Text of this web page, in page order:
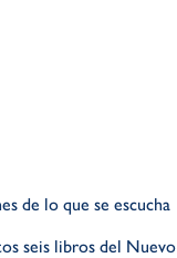
de lo que se escucha
seis libros del Nuevo